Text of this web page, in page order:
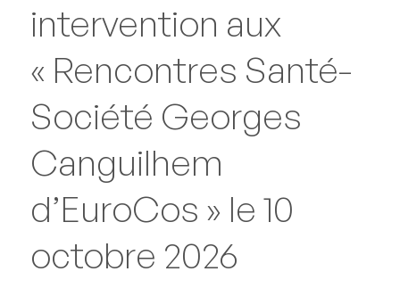
intervention aux
« Rencontres Santé-
Société Georges
Canguilhem
d’EuroCos » le 10
octobre 2026